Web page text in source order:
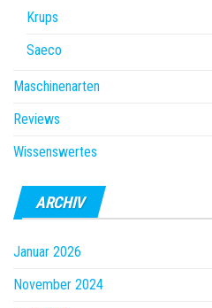
Krups
Saeco
Maschinenarten
Reviews
Wissenswertes
ARCHIV
Januar 2026
November 2024